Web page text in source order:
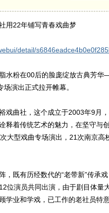
用22年铺写青春戏曲梦
detail/
水粉在00后的脸庞绽放古典芳
演出正式拉开帷幕。
戏曲社，这个成立于2003年9月
释着传统艺术的魅力，在坚守
大型戏曲专场演出，21次南京
，既有历经数代的“老带新”传
位演员共同出演，由于剧目体
学业和学戏，已工作的老社员